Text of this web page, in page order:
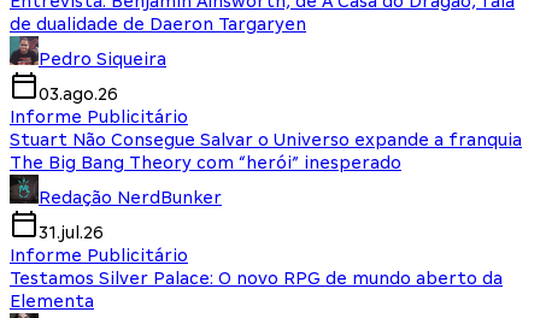
de dualidade de Daeron Targaryen
Pedro Siqueira
03.ago.26
Informe Publicitário
Stuart Não Consegue Salvar o Universo expande a franquia
The Big Bang Theory com “herói” inesperado
Redação NerdBunker
31.jul.26
Informe Publicitário
Testamos Silver Palace: O novo RPG de mundo aberto da
Elementa